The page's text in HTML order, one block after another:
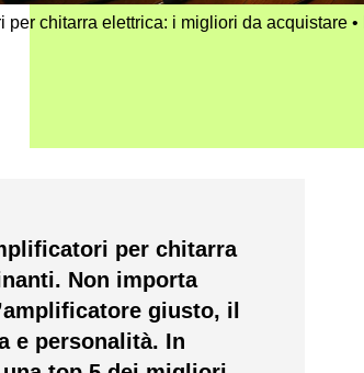
per chitarra elettrica: i migliori da acquistare
per chitarra
Non importa
giusto, il
e personalità. In